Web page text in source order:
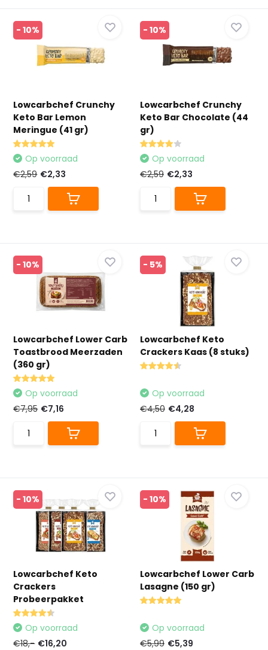
- 10%
Lowcarbchef Crunchy
Keto Bar Lemon
Meringue (41 gr)
Op voorraad
€2,59 €2,33
- 10%
Lowcarbchef Crunchy
Keto Bar Chocolate (44
gr)
Op voorraad
€2,59 €2,33
- 10%
Lowcarbchef Lower Carb
Toastbrood Meerzaden
(360 gr)
Op voorraad
€7,95 €7,16
- 5%
Lowcarbchef Keto
Crackers Kaas (8 stuks)
Op voorraad
€4,50 €4,28
- 10%
Lowcarbchef Keto
Crackers
Probeerpakket
Op voorraad
€18,- €16,20
- 10%
Lowcarbchef Lower Carb
Lasagne (150 gr)
Op voorraad
€5,99 €5,39